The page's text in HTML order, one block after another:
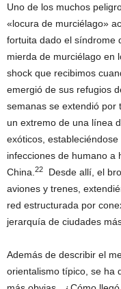
Uno de los muchos
«locura de murciélago»
fortuita dado el síndrome
mierda de murciélago en
shock que recibimos
emergió de sus refugios
semanas se extendió por
un extremo de una línea
exóticos,
infecciones de humano a
China. 22
Desde allí, el
aviones y trenes,
red estructurada por
jerarquía de ciudades
Además de describir el
orientalismo típico, se ha